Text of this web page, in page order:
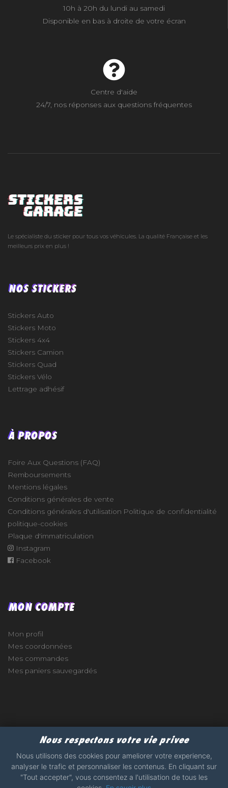
10h à 20h du lundi au samedi
Disponible en bas à droite de votre écran
Centre d'aide
24/7, nos réponses aux questions fréquentes
Le spécialiste du sticker pour tous vos véhicules. La qualité Française et les
meilleurs prix en plus !
NOS STICKERS
Stickers Auto
Stickers Moto
Stickers 4x4
Stickers Camion
Stickers Quad
Stickers Vélo
Lettrage adhésif
À PROPOS
Foire Aux Questions (FAQ)
Remboursements
Mentions légales
Conditions générales de vente
Conditions générales d'utilisation Politique de confidentialité
politique-cookies
Plaque d'immatriculation
Instagram
Facebook
MON COMPTE
Mon profil
Mes coordonnées
Mes commandes
Mes paniers sauvegardés
e
2017 - 2026 - STICKERS-GARAGE.COM - MADE WITH
Nous respectons votre vie privee
Nous utilisons des cookies pour ameliorer votre experience,
analyser le trafic et personnaliser les contenus. En cliquant sur
"Tout accepter", vous consentez a l'utilisation de tous les